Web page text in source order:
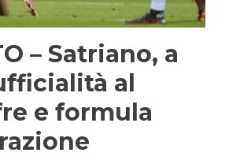
– Satriano, a
al
e formula